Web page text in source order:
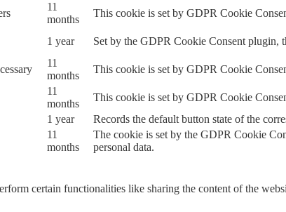
11
months
This cookie is set by GDPR Cookie
1 year Set by the GDPR Cookie Consent plugin,
11
months
This cookie is set by GDPR Cookie
11
months
This cookie is set by GDPR Cookie
1 year
Records the default button state of the
11
months
The cookie is set by the GDPR Cookie
personal data.
certain functionalities like sharing the content of the